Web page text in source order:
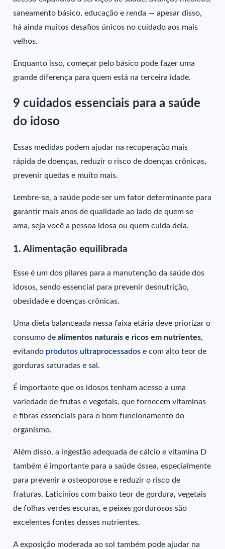
saneamento básico, educação e renda — apesar disso,
há ainda muitos desafios únicos no cuidado aos mais
velhos.
Enquanto isso, começar pelo básico pode fazer uma
grande diferença para quem está na terceira idade.
9 cuidados essenciais para a saúde
do idoso
Essas medidas podem ajudar na recuperação mais
rápida de doenças, reduzir o risco de doenças crônicas,
prevenir quedas e muito mais.
Lembre-se, a saúde pode ser um fator determinante para
garantir mais anos de qualidade ao lado de quem se
ama, seja você a pessoa idosa ou quem cuida dela.
1. Alimentação equilibrada
Esse é um dos pilares para a manutenção da saúde dos
idosos, sendo essencial para prevenir desnutrição,
obesidade e doenças crônicas.
Uma dieta balanceada nessa faixa etária deve priorizar o
consumo de alimentos naturais e ricos em nutrientes,
evitando produtos ultraprocessados e com alto teor de
gorduras saturadas e sal.
É importante que os idosos tenham acesso a uma
variedade de frutas e vegetais, que fornecem vitaminas
e fibras essenciais para o bom funcionamento do
organismo.
Além disso, a ingestão adequada de cálcio e vitamina D
também é importante para a saúde óssea, especialmente
para prevenir a osteoporose e reduzir o risco de
fraturas. Laticínios com baixo teor de gordura, vegetais
de folhas verdes escuras, e peixes gordurosos são
excelentes fontes desses nutrientes.
A exposição moderada ao sol também pode ajudar na